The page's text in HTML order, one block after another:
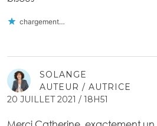
chargement…
SOLANGE
AUTEUR / AUTRICE
20 JUILLET 2021 / 18H51